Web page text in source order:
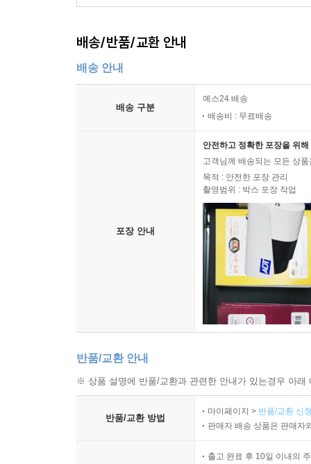
배송/반품/교환 안내
배송 안내
배송 구분
예스24 배송
배송비 : 무료배송
포장 안내
안전하고 정확한 포장을 위
고객님께 배송되는 모든 상
목적 : 안전한 포장 관리
촬영범위 : 박스 포장 작업
반품/교환 안내
※ 상품 설명에 반품/교환과 관련한 안내가 있는경우 아
반품/교환 방법
마이페이지 > 반품/교환 신
판매자 배송 상품은 판매자
출고 완료 후 10일 이내의